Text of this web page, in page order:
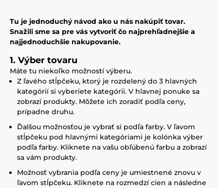
Tu je jednoduchý návod ako u nás nakúpiť tovar.
Snažili sme sa pre vás vytvoriť čo najprehľadnejšie a
najjednoduchšie nakupovanie.
1. Výber tovaru
Máte tu niekoľko možností výberu.
Z ľavého stĺpčeku, ktorý je rozdelený do 3 hlavných
kategórií si vyberiete kategórii. V hlavnej ponuke sa
zobrazí produkty. Môžete ich zoradiť podľa ceny,
prípadne druhu.
Ďalšou možnosťou je vybrať si podľa farby. V ľavom
stĺpčeku pod hlavnými kategóriami je kolónka výber
podľa farby. Kliknete na vašu obľúbenú farbu a zobrazí
sa vám produkty.
Možnosť vybrania podľa ceny je umiestnené znovu v
ľavom stĺpčeku. Kliknete na rozmedzí cien a následne